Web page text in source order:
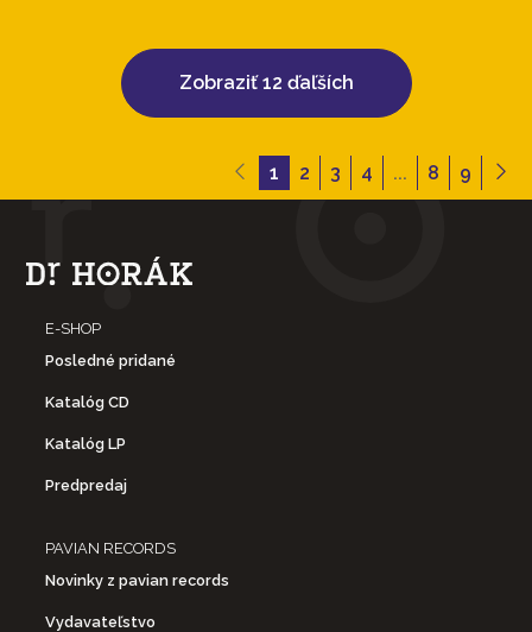
Zobraziť 12 ďaľších
1 2 3 4 ... 8 9
E-SHOP
Posledné pridané
Katalóg CD
Katalóg LP
Predpredaj
PAVIAN RECORDS
Novinky z pavian records
Vydavateľstvo